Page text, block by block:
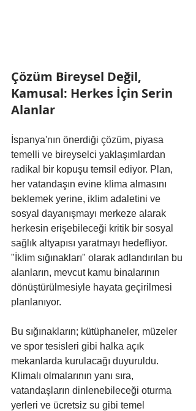
Çözüm Bireysel Değil,
Kamusal: Herkes İçin Serin
Alanlar
İspanya'nın önerdiği çözüm, piyasa
temelli ve bireyselci yaklaşımlardan
radikal bir kopuşu temsil ediyor. Plan,
her vatandaşın evine klima almasını
beklemek yerine, iklim adaletini ve
sosyal dayanışmayı merkeze alarak
herkesin erişebileceği kritik bir sosyal
sağlık altyapısı yaratmayı hedefliyor.
"İklim sığınakları" olarak adlandırılan bu
alanların, mevcut kamu binalarının
dönüştürülmesiyle hayata geçirilmesi
planlanıyor.
Bu sığınakların; kütüphaneler, müzeler
ve spor tesisleri gibi halka açık
mekanlarda kurulacağı duyuruldu.
Klimalı olmalarının yanı sıra,
vatandaşların dinlenebileceği oturma
yerleri ve ücretsiz su gibi temel